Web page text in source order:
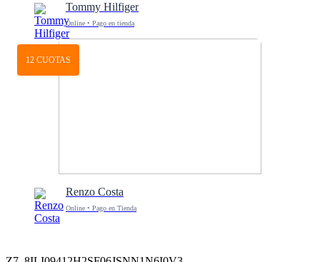
Tommy Hilfiger
Online • Pago en tienda
12 CUOTAS
Renzo Costa
Online • Pago en Tienda